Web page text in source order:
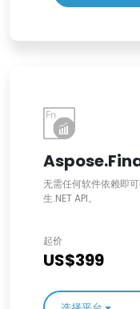
无需任何软件依赖即
生.NET API。
起价
US$399